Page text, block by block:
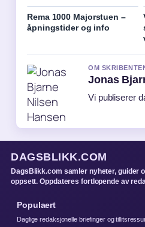
Rema 1000 Majorstuen –
åpningstider og info
OM
Jonas
Vi publiserer
DAGSBLIKK.COM
DagsBlikk.com samler nyheter, guider
oppsett. Oppdateres fortlopende av
Populaert
Daglige redaksjonelle briefinger og